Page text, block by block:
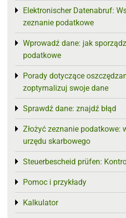
Elektronischer Datenabruf:
zeznanie podatkowe
Toggle menu
Wprowadź dane: jak
podatkowe
Toggle menu
Porady dotyczące
zoptymalizuj swoje dane
Toggle menu
Sprawdź dane: znajdź błąd
Toggle menu
Złożyć zeznanie podatkowe:
urzędu skarbowego
Toggle menu
Steuerbescheid prüfen:
Toggle menu
Pomoc i przykłady
Toggle menu
Kalkulator
Toggle menu